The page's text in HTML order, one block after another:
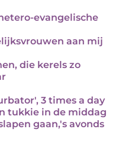
evangelische
aan mij
die kerels zo
3 times a day
tukkie in de middag
gaan,'s avonds